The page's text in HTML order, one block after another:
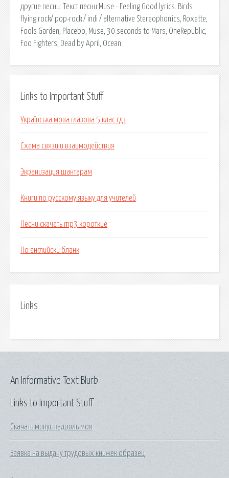
другие песни. Текст песни Muse - Feeling Good lyrics. Birds
flying rock/ pop-rock / indi / alternative Stereophonics, Roxette,
Fools Garden, Placebo, Muse, 30 seconds to Mars, OneRepublic,
Foo Fighters, Dead by April, Ocean.
Links to Important Stuff
Українська мова глазова 5 клас гдз
Схема связи и взаимодействия
Экранизация шантарам
Книги по русскому языку для учителей
Песни скачать mp3 короткие
По английски бланк
Links
Links to Important Stuff
Скачать минус кадриль моя
Заявка на выдачу трудовых книжек образец
An Informative Text Blurb